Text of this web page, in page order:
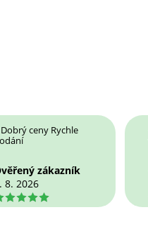
ceny Rychle
zákazník
8. 2026